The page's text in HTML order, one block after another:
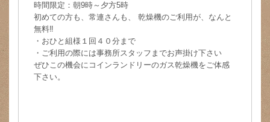
ガス
時間限定：朝9時～夕方5時
初めての方も、常連さんも、 乾燥機のご利用が、なんと
無料‼
・おひと組様１回４０分まで
・ご利用の際には事務所スタッフまでお声掛け下さい
ぜひこの機会にコインランドリーのガス乾燥機をご体感
下さい。